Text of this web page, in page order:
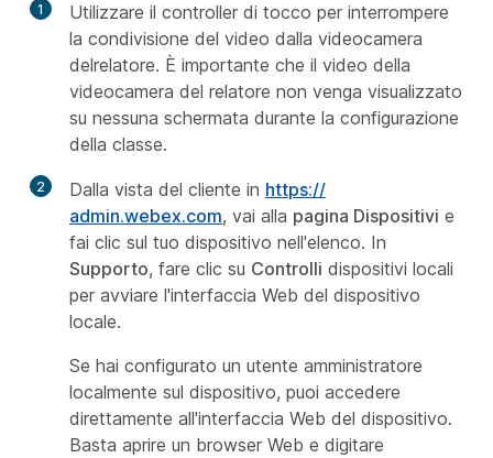
1
Utilizzare il controller di tocco per interrompere
la condivisione del video dalla videocamera
delrelatore. È importante che il video della
videocamera del relatore non venga visualizzato
su nessuna schermata durante la configurazione
della classe.
2 Dalla vista del cliente in https:/​/​
admin.webex.com, vai alla pagina Dispositivi e
fai clic sul tuo dispositivo nell'elenco. In
Supporto, fare clic su Controlli dispositivi locali
per avviare l'interfaccia Web del dispositivo
locale.
Se hai configurato un utente amministratore
localmente sul dispositivo, puoi accedere
direttamente all'interfaccia Web del dispositivo.
Basta aprire un browser Web e digitare